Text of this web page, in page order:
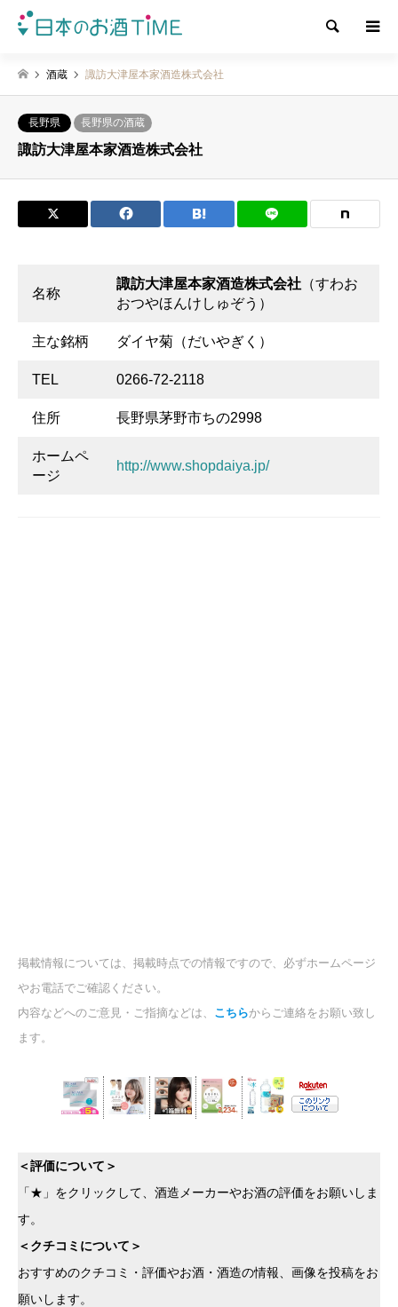
検索
酒蔵 諏訪大津屋本家酒造株式会社
長野県 長野県の酒蔵
諏訪大津屋本家酒造株式会社
名称
諏訪大津屋本家酒造株式会社 （すわお
おつやほんけしゅぞう）
主な銘柄 ダイヤ菊（だいやぎく）
TEL 0266-72-2118
住所 長野県茅野市ちの2998
ホームペ
ージ
http://www.shopdaiya.jp/
掲載情報については、掲載時点での情報ですので、必ずホームページ
やお電話でご確認ください。
内容などへのご意見・ご指摘などは、 こちらからご連絡をお願い致し
ます。
＜評価について＞
「★」をクリックして、酒造メーカーやお酒の評価をお願いしま
す。
＜クチコミについて＞
おすすめのクチコミ・評価やお酒・酒造の情報、画像を投稿をお
願いします。